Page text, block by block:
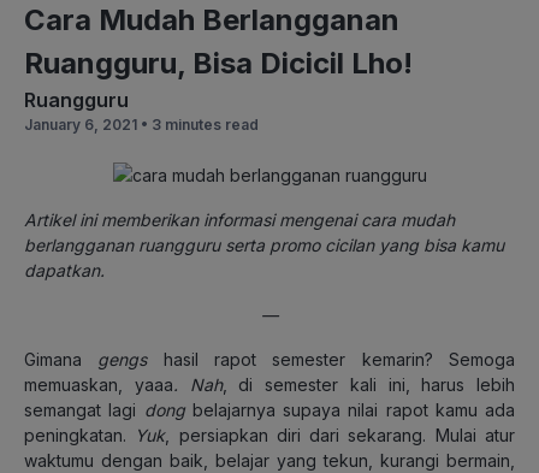
Cara Mudah Berlangganan
Ruangguru, Bisa Dicicil Lho!
Ruangguru
January 6, 2021 • 3 minutes read
Artikel ini memberikan informasi mengenai cara mudah
berlangganan ruangguru serta promo cicilan yang bisa kamu
dapatkan.
—
Gimana gengshasil rapot semester kemarin? Semoga
memuaskan, yaaa. Nah, di semester kali ini, harus lebih
semangat lagi dongbelajarnya supaya nilai rapot kamu ada
peningkatan.
Yuk, persiapkan diri dari sekarang. Mulai atur
waktumu dengan baik, belajar yang tekun, kurangi bermain,